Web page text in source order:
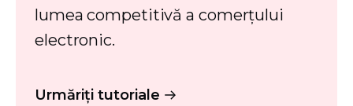
lumea competitivă a comerțului
electronic.
Urmăriți tutoriale